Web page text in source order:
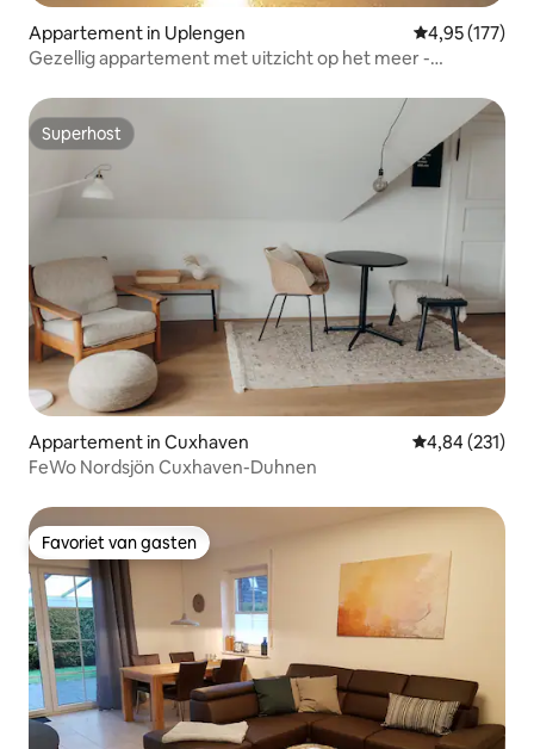
Appartement in Uplengen Gemiddelde
4,95 (177)
Gezellig appartement met uitzicht op het meer -
Superhost
Superhost
Appartement in Cuxhaven Gemiddelde
4,84 (231)
FeWo Nordsjön Cuxhaven-Duhnen
Favoriet van gasten
Favoriet van gasten